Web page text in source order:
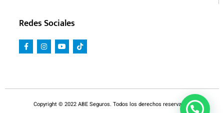
Redes Sociales
Copyright © 2022 ABE Seguros. Todos los derechos reservados